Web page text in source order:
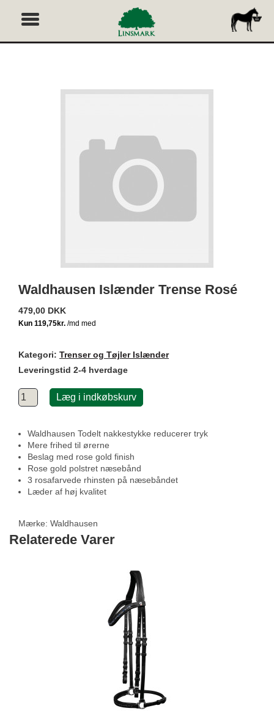
Waldhausen Islænder Trense Rosé
479,00 DKK
Kategori: Trenser og Tøjler Islænder
Leveringstid 2-4 hverdage
Læg i indkøbskurv
Waldhausen Todelt nakkestykke reducerer tryk
Mere frihed til ørerne
Beslag med rose gold finish
Rose gold polstret næsebånd
3 rosafarvede rhinsten på næsebåndet
Læder af høj kvalitet
Mærke: Waldhausen
Relaterede Varer